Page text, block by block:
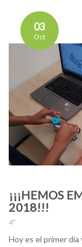
03
Oct
¡¡¡HEMOS
2018!!!
4º
Hoy es el primer